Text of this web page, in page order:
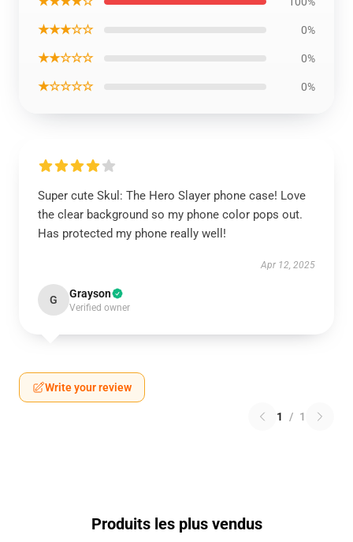
★★★☆☆ 0%
★★☆☆☆ 0%
★☆☆☆☆ 0%
Super cute Skul: The Hero Slayer phone case! Love
the clear background so my phone color pops out.
Has protected my phone really well!
Apr 12, 2025
G Grayson
Verified owner
Write your review
1 / 1
Produits les plus vendus